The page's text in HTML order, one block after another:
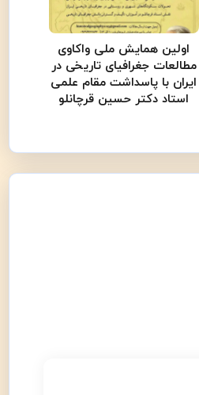
اولین همایش ملی واکاوی
مطالعات جغرافیای تاریخی در
ایران با پاسداشت مقام علمی
استاد دکتر حسین قرچانلو